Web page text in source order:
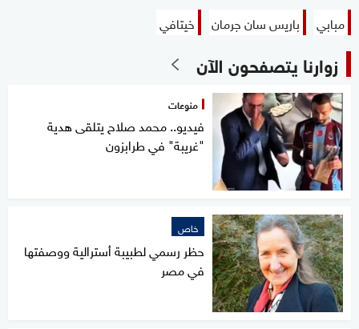
مبابي باريس سان جرمان خيتافي
زوارنا يتصفحون الآن
منوعات
فيديو.. محمد صلاح يتلقى هدية
"غريبة" في طرابزون
خاص
حظر رسمي لطبيبة أسترالية ووصفتها
في مصر